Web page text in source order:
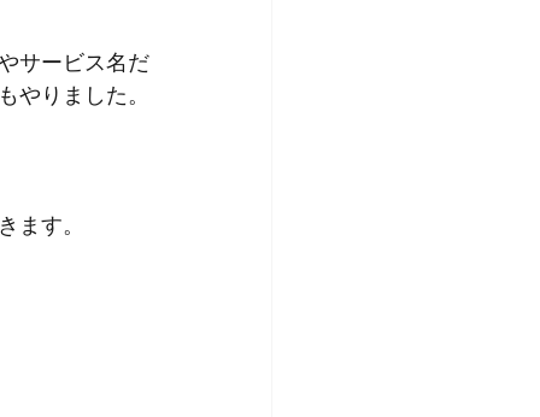
サービス名だ
やりました。
ます。